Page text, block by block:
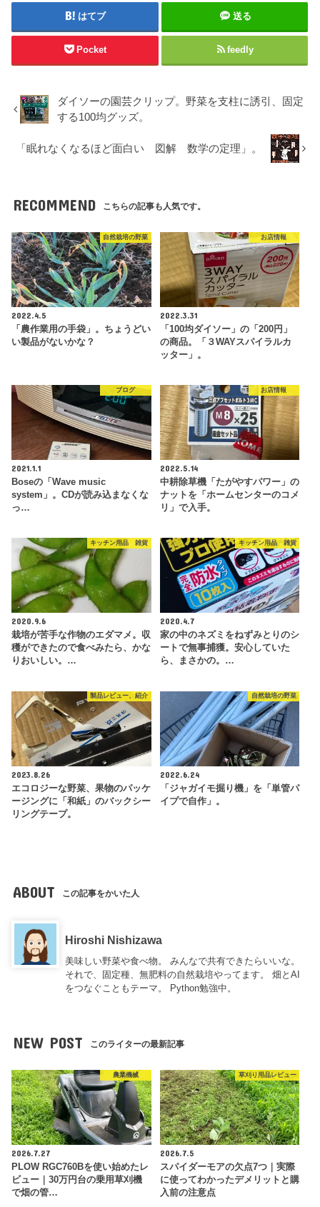
はてブ 送る
Pocket feedly
ダイソーの園芸クリップ。野菜を支柱に誘引、固定
する100均グッズ。
「眠れなくなるほど面白い 図解 数学の定理」。
RECOMMEND こちらの記事も人気です。
自然栽培の野菜
2022.4.5
「農作業用の手袋」。ちょうどい
い製品がないかな？
お店情報
2022.3.31
「100均ダイソー」の「200円」
の商品。「３WAYスパイラルカ
ッター」。
ブログ
2021.1.1
Boseの「Wave music
system」。CDが読み込まなくな
っ…
お店情報
2022.5.14
中耕除草機「たがやすパワー」の
ナットを「ホームセンターのコメ
リ」で入手。
キッチン用品 雑貨
2020.9.6
栽培が苦手な作物のエダマメ。収
穫ができたので食べみたら、かな
りおいしい。…
キッチン用品 雑貨
2020.4.7
家の中のネズミをねずみとりのシ
ートで無事捕獲。安心していた
ら、まさかの。…
製品レビュー、紹介
2023.8.26
エコロジーな野菜、果物のパッケ
ージングに「和紙」のバックシー
リングテープ。
自然栽培の野菜
2022.6.24
「ジャガイモ掘り機」を「単管パ
イプで自作」。
ABOUT この記事をかいた人
Hiroshi Nishizawa
美味しい野菜や食べ物。 みんなで共有できたらいいな。
それで、固定種、無肥料の自然栽培やってます。 畑とAI
をつなぐこともテーマ。 Python勉強中。
NEW POST このライターの最新記事
農業機械
2026.7.27
PLOW RGC760Bを使い始めたレ
ビュー｜30万円台の乗用草刈機
で畑の管…
草刈り用品レビュー
2026.7.5
スパイダーモアの欠点7つ｜実際
に使ってわかったデメリットと購
入前の注意点